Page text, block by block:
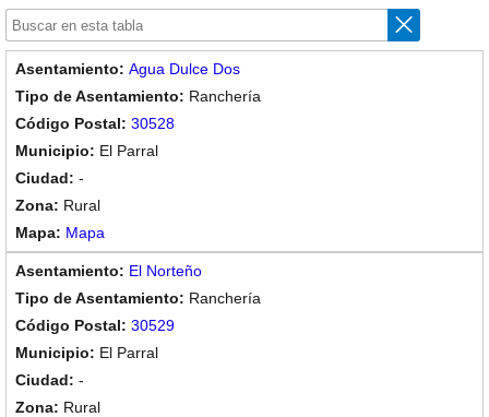
Agua Dulce Dos
Ranchería
30528
El Parral
-
Rural
Mapa
El Norteño
Ranchería
30529
El Parral
-
Rural